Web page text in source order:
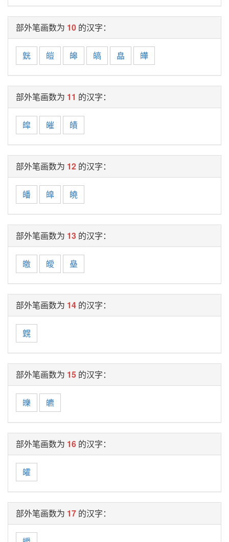
部外笔画数为 10 的汉字：
皝 皚 皞 皜 皛 皣
部外笔画数为 11 的汉字：
皡 皠 皟
部外笔画数为 12 的汉字：
皤 皥 皢
部外笔画数为 13 的汉字：
皦 皧 皨
部外笔画数为 14 的汉字：
皩
部外笔画数为 15 的汉字：
皪 皫
部外笔画数为 16 的汉字：
皬
部外笔画数为 17 的汉字：